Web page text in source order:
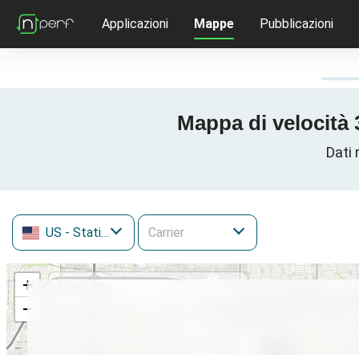
Applicazioni Mappe Pubblicazioni
Mappa di velocità
Dati
US - Stati Uniti
+
−